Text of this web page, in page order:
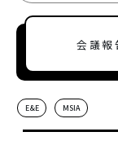
会議報
E&E MSIA